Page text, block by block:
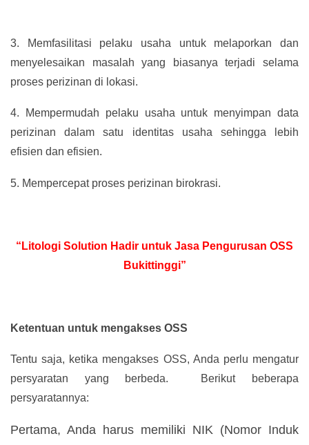
3.
Memfasilitasi pelaku usaha untuk melaporkan dan
menyelesaikan masalah yang biasanya terjadi selama
proses perizinan di lokasi.
4.
Mempermudah pelaku usaha untuk menyimpan data
perizinan dalam satu identitas usaha sehingga lebih
efisien dan efisien.
5. Mempercepat proses perizinan birokrasi.
“Litologi Solution Hadir untuk Jasa Pengurusan OSS
Bukittinggi”
Ketentuan untuk mengakses OSS
Tentu saja, ketika mengakses OSS, Anda perlu mengatur
persyaratan yang berbeda. Berikut beberapa
persyaratannya:
Pertama, Anda harus memiliki NIK (Nomor Induk